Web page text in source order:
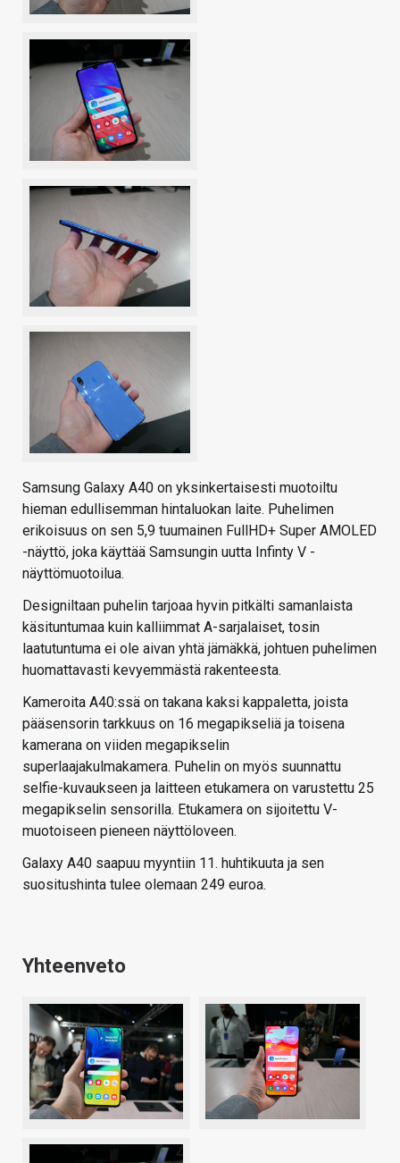
Samsung Galaxy A40 on yksinkertaisesti muotoiltu
hieman edullisemman hintaluokan laite. Puhelimen
erikoisuus on sen 5,9 tuumainen FullHD+ Super AMOLED
-näyttö, joka käyttää Samsungin uutta Infinty V -
näyttömuotoilua.
Designiltaan puhelin tarjoaa hyvin pitkälti samanlaista
käsituntumaa kuin kalliimmat A-sarjalaiset, tosin
laatutuntuma ei ole aivan yhtä jämäkkä, johtuen puhelimen
huomattavasti kevyemmästä rakenteesta.
Kameroita A40:ssä on takana kaksi kappaletta, joista
pääsensorin tarkkuus on 16 megapikseliä ja toisena
kamerana on viiden megapikselin
superlaajakulmakamera. Puhelin on myös suunnattu
selfie-kuvaukseen ja laitteen etukamera on varustettu 25
megapikselin sensorilla. Etukamera on sijoitettu V-
muotoiseen pieneen näyttöloveen.
Galaxy A40 saapuu myyntiin 11. huhtikuuta ja sen
suositushinta tulee olemaan 249 euroa.
Yhteenveto